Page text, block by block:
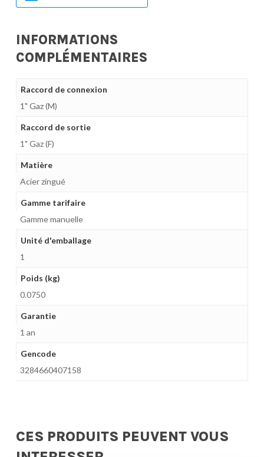
INFORMATIONS
COMPLÉMENTAIRES
Raccord de connexion
1" Gaz (M)
Raccord de sortie
1" Gaz (F)
Matière
Acier zingué
Gamme tarifaire
Gamme manuelle
Unité d'emballage
1
Poids (kg)
0.0750
Garantie
1 an
Gencode
3284660407158
CES PRODUITS PEUVENT VOUS